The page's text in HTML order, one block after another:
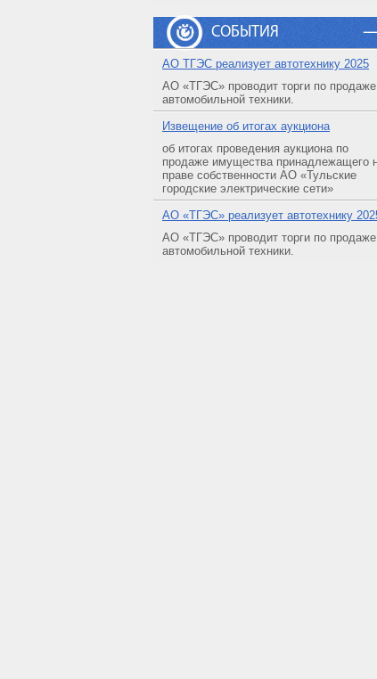
СОБЫТИЯ
АO ТГЭС реализует автотехнику 2025
АО «ТГЭС» проводит торги по продаже
автомобильной техники.
Извещение об итогах аукциона
об итогах проведения аукциона по
продаже имущества принадлежащего
праве собственности АО «Тульские
городские электрические сети»
АO «ТГЭС» реализует автотехнику
АО «ТГЭС» проводит торги по продаже
автомобильной техники.